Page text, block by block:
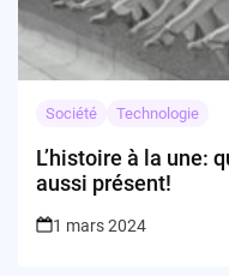
Société Technologie
L’histoire à la une:
aussi présent!
1 mars 2024